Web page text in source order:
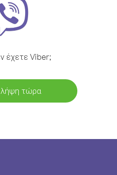
έχετε Viber;
τώρα